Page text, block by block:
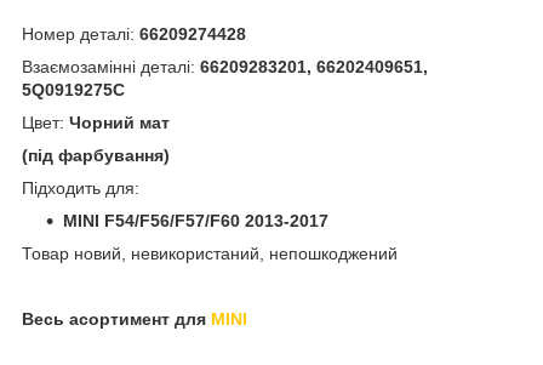
Номер деталі: 66209274428
Взаємозамінні деталі: 66209283201, 66202409651,
5Q0919275C
Цвет: Чорний мат
(під фарбування)
Підходить для:
MINI F54/F56/F57/F60 2013-2017
Товар новий, невикористаний, непошкоджений
Весь асортимент для MINI